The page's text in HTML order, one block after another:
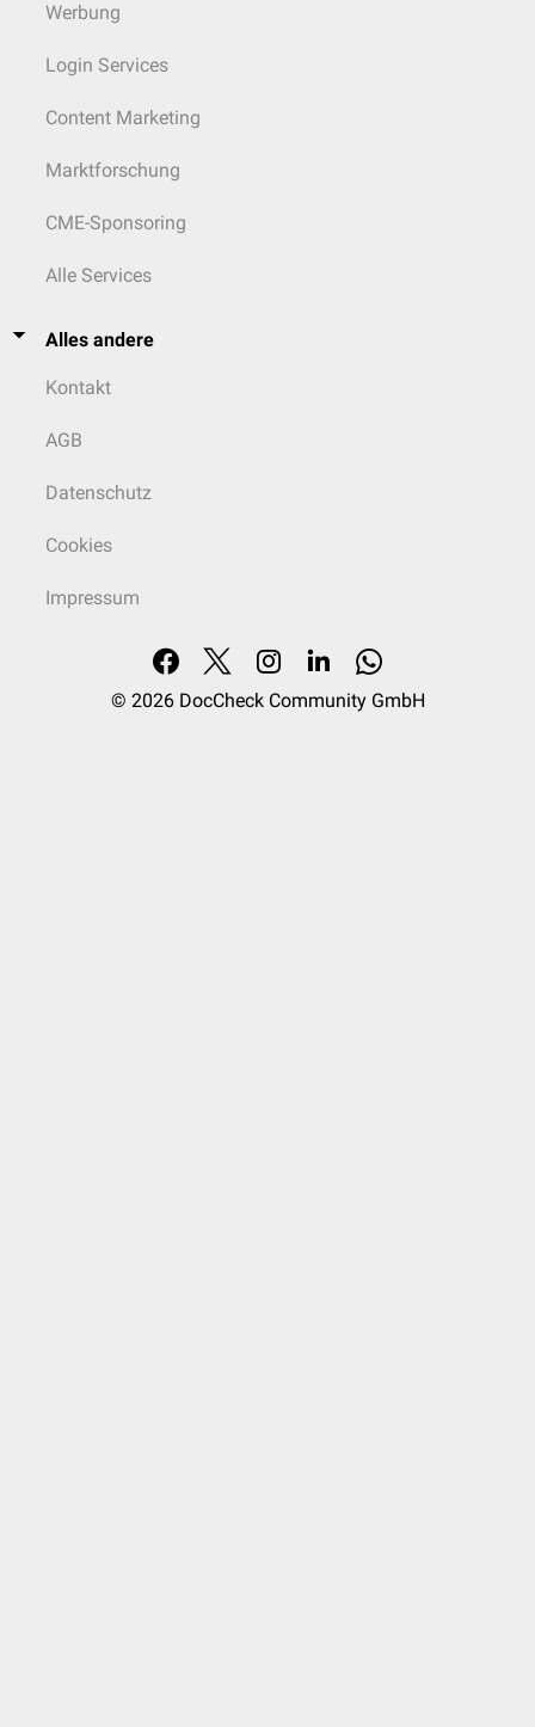
Werbung
Login Services
Content Marketing
Marktforschung
CME-Sponsoring
Alle Services
Alles andere
Kontakt
AGB
Datenschutz
Cookies
Impressum
© 2026 DocCheck Community GmbH